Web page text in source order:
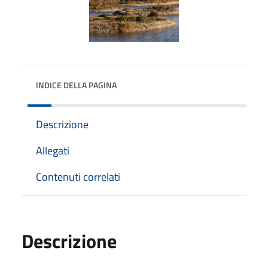
INDICE DELLA PAGINA
Descrizione
Allegati
Contenuti correlati
Descrizione